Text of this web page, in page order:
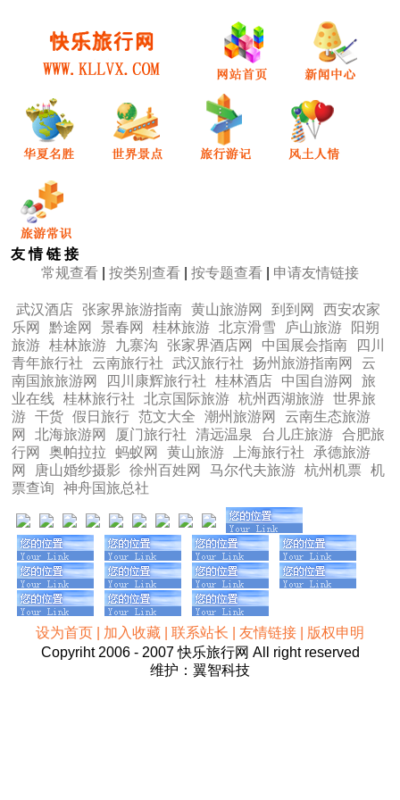
友 情 链 接
常规查看
按类别查看 按专题查看 申请友情链接
武汉酒店 张家界旅游指南 黄山旅游网 到到网
西安农家
乐网
黔途网 景春网 桂林旅游 北京滑雪 庐山旅游
阳朔
旅游 桂林旅游 九寨沟 张家界酒店网 中国展会指南
四川
青年旅行社
云南旅行社 武汉旅行社 扬州旅游指南网
云
南国旅旅游网
四川康辉旅行社 桂林酒店 中国自游网
旅
业在线 桂林旅行社 北京国际旅游 杭州西湖旅游 世界旅
游 干货 假日旅行 范文大全 潮州旅游网
云南生态旅游
网
北海旅游网 厦门旅行社 清远温泉 台儿庄旅游 合肥旅
行网
奥帕拉拉 蚂蚁网 黄山旅游 上海旅行社
承德旅游
网
唐山婚纱摄影 徐州百姓网 马尔代夫旅游 杭州机票
机
票查询
神舟国旅总社
设为首页 | 加入收藏 | 联系站长 | 友情链接 | 版权申明
Copyriht 2006 - 2007 快乐旅行网 All right reserved
维护：翼智科技